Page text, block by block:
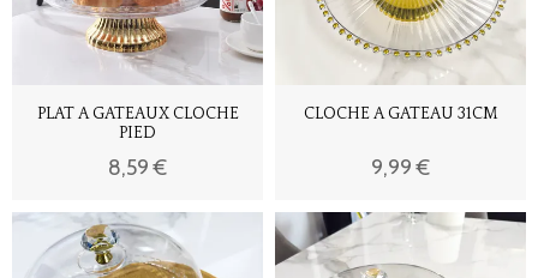
PLAT A GATEAUX CLOCHE
PIED
8,59 €
CLOCHE A GATEAU 31CM
9,99 €